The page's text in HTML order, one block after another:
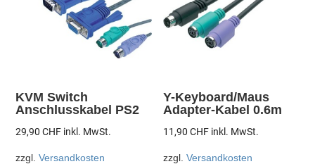
KVM Switch
Anschlusskabel PS2
29,90CHF inkl. MwSt.
zzgl.Versandkosten
Y-Keyboard/Maus
Adapter-Kabel 0.6m
11,90CHF inkl. MwSt.
zzgl.Versandkosten